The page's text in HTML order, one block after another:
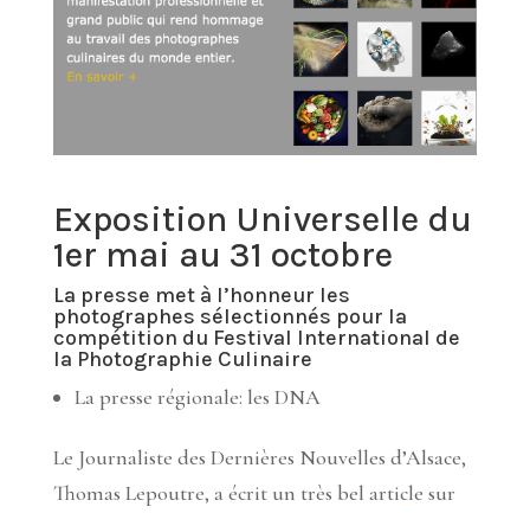
Exposition Universelle du
1er mai au 31 octobre
La presse met à l’honneur les
photographes sélectionnés pour la
compétition du Festival International de
la Photographie Culinaire
La presse régionale: les DNA
Le Journaliste des Dernières Nouvelles d’Alsace,
Thomas Lepoutre, a écrit un très bel article sur